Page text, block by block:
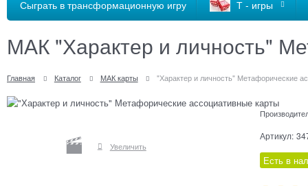
Сыграть в трансформационную игру Т - игры
МАК "Характер и личность"
Главная Каталог МАК карты "Характер и личность" Метафорические
Увеличить
Артикул:
Есть в